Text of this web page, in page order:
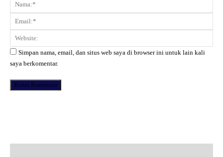
Simpan nama, email, dan situs web saya di browser ini untuk lain kali
saya berkomentar.